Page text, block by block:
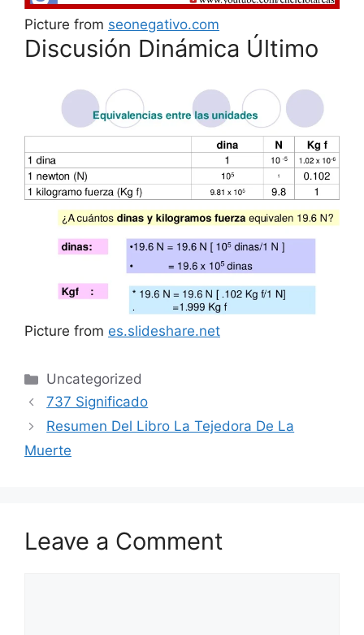
Picture from seonegativo.com
Discusión Dinámica Último
Picture from es.slideshare.net
Categories
Uncategorized
737 Significado
Resumen Del Libro La Tejedora De La
Muerte
Leave a Comment